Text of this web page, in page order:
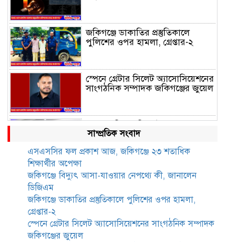
জকিগঞ্জে ডাকাতির প্রস্তুতিকালে
পুলিশের ওপর হামলা, গ্রেপ্তার-২
স্পেনে গ্রেটার সিলেট অ্যাসোসিয়েশনের
সাংগঠনিক সম্পাদক জকিগঞ্জের জুয়েল
প্রতিষ্ঠাবার্ষিকী অনুষ্ঠিত
জকিগঞ্জে সীমান্ত ভাঙন পরিদর্শনে ভূমি
রেকর্ড ও জরিপ অধিদপ্তরের
জকিগঞ্জে নারী ও শিশু নির্যাতন ও
বাল্যবিবাহ প্রতিরোধে আন্তঃকলেজ
সাম্প্রতিক সংবাদ
এসএসসির ফল প্রকাশ আজ, জকিগঞ্জে ২৩ শতাধিক
শিক্ষার্থীর অপেক্ষা
জকিগঞ্জে বিদ্যুৎ আসা-যাওয়ার নেপথ্যে কী, জানালেন
ডিজিএম
জকিগঞ্জে ডাকাতির প্রস্তুতিকালে পুলিশের ওপর হামলা,
গ্রেপ্তার-২
স্পেনে গ্রেটার সিলেট অ্যাসোসিয়েশনের সাংগঠনিক সম্পাদক
জকিগঞ্জের জুয়েল